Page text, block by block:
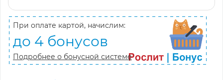
При оплате картой, начислим:
до 4 бонусов
Подробнее о бонусной системе